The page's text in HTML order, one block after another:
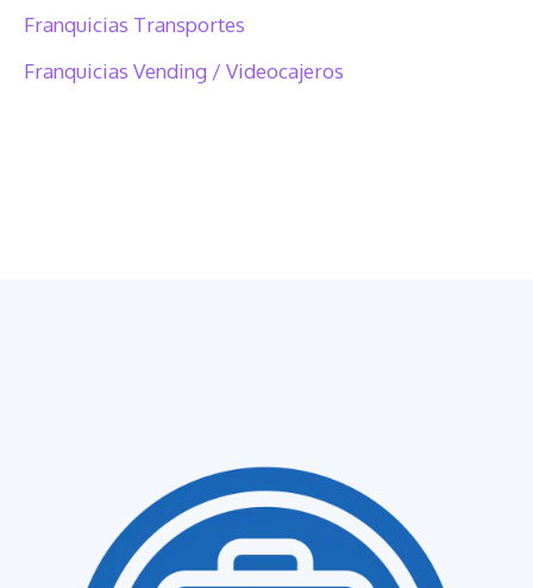
Franquicias Transportes
Franquicias Vending / Videocajeros